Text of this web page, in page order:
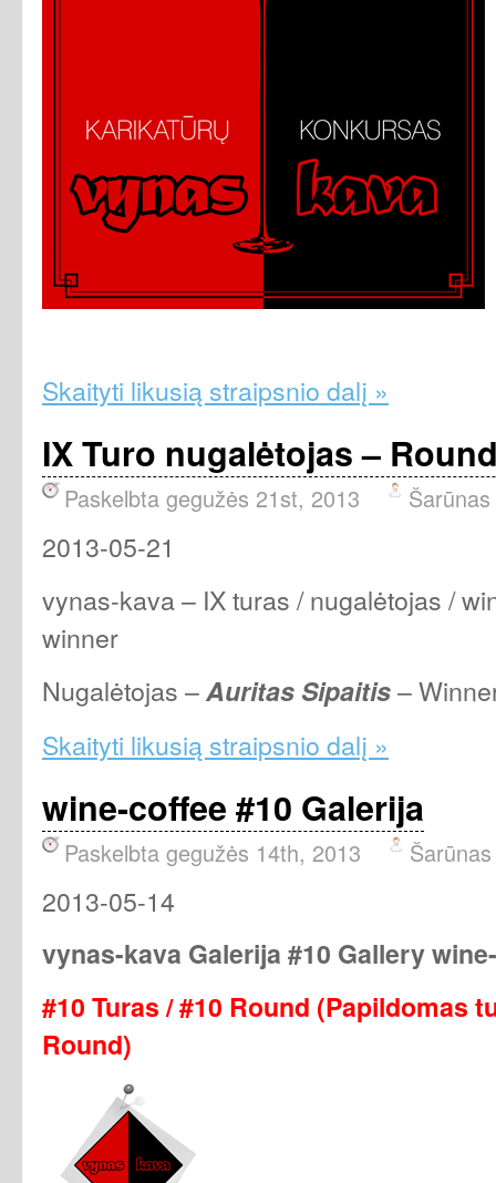
Skaityti likusią straipsnio dalį »
IX Turo nugalėtojas –
Paskelbta gegužės 21st, 2013 Šarūnas
2013-05-21
vynas-kava – IX turas / nugalėtojas /
winner
Nugalėtojas –Auritas Sipaitis–
Skaityti likusią straipsnio dalį »
wine-coffee #10 Galerija
Paskelbta gegužės 14th, 2013 Šarūnas
2013-05-14
vynas-kava Galerija #10 Gallery
#10 Turas / #10 Round (Papildomas
Round)